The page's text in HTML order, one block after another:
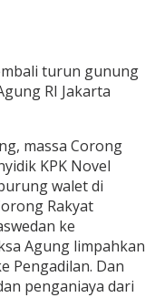
turun gunung
RI Jakarta
massa Corong
KPK Novel
walet di
Rakyat
ke
Agung limpahkan
Pengadilan. Dan
penganiaya dari